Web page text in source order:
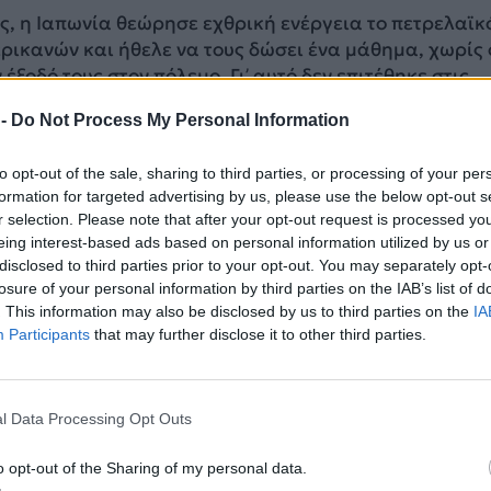
Do Not Process My Personal Information
opt-out of the sale, sharing to third parties, or processing of your
for targeted advertising by us, please use the below opt-out
selection. Please note that after your opt-out request is processed
interest-based ads based on personal information utilized by us
to third parties prior to your opt-out. You may separately
of your personal information by third parties on the IAB’s list of
This information may also be disclosed by us to third parties on the
Participants that may further disclose it to other third parties.
Data Processing Opt Outs
opt-out of the Sharing of my personal data.
η Ιαπωνία θεώρησε εχθρική ενέργεια το
και ήθελε να τους δώσει ένα μάθημα, χωρίς
τους στον πόλεμο. Γι’ αυτό δεν επιτέθηκε στις
αποφάσισε ένα προληπτικό χτύπημα στη ναυτική
με διπλό στόχο: αφενός θα εξάρθρωνε τον
του Ειρηνικού και αφετέρου θα διασφάλιζε την
πηγές του Δυτικού Ειρηνικού και
Ινδίες (σημερινή Ινδονησία).